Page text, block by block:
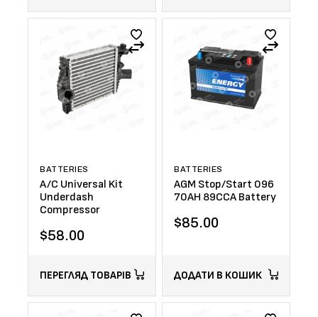
BATTERIES
A/C Universal Kit
Underdash
Compressor
$58.00
ПЕРЕГЛЯД ТОВАРІВ
BATTERIES
AGM Stop/Start 096
70AH 89CCA Battery
$85.00
ДОДАТИ В КОШИК